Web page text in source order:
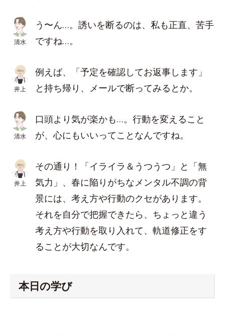
清水
う〜ん…。誘いを断るのは、私も正直、苦手
ですね…。
井上
例えば、「予定を確認してお返事します」
と持ち帰り、メールで断ってみるとか。
清水
口頭より気が楽かも…。行動を変えること
が、心にもいいってことなんですね。
井上
その通り！「イライラ＆うつうつ」と「無
気力」、春に陥りがちなメンタル不調の背
景には、考え方や行動のクセがあります。
それを自分で把握できたら、ちょっと違う
考え方や行動を取り入れて、軌道修正をす
ることが大切なんです。
本日の学び